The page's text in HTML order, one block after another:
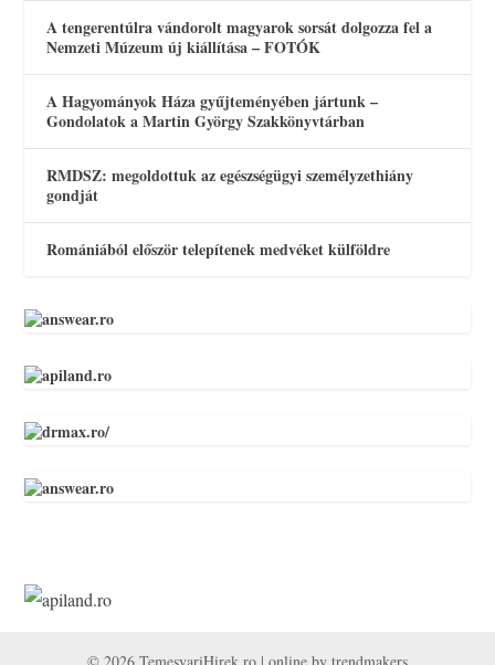
A tengerentúlra vándorolt magyarok sorsát dolgozza fel a
Nemzeti Múzeum új kiállítása – FOTÓK
A Hagyományok Háza gyűjteményében jártunk –
Gondolatok a Martin György Szakkönyvtárban
RMDSZ: megoldottuk az egészségügyi személyzethiány
gondját
Romániából először telepítenek medvéket külföldre
© 2026 TemesvariHirek.ro | online by trendmakers